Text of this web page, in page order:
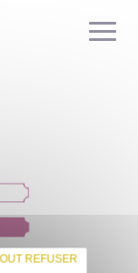
REFUSER